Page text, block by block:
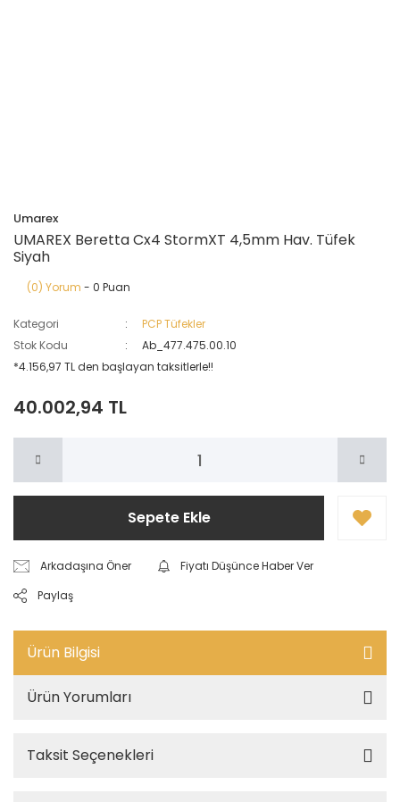
Umarex
UMAREX Beretta Cx4 StormXT 4,5mm Hav. Tüfek
Siyah
(0) Yorum - 0 Puan
Kategori
PCP Tüfekler
Stok Kodu
Ab_477.475.00.10
*4.156,97 TL den başlayan taksitlerle!!
40.002,94 TL
Sepete Ekle
Arkadaşına Öner
Fiyatı Düşünce Haber Ver
Paylaş
Ürün Bilgisi
Ürün Yorumları
Taksit Seçenekleri